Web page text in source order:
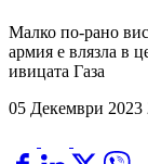
Малко по-рано
армия е влязла в
ивицата Газа
05 Декември 2023